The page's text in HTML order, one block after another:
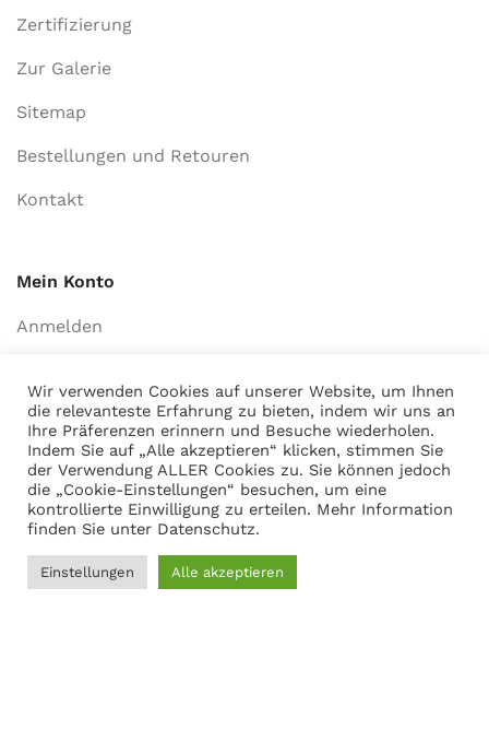
Zertifizierung
Zur Galerie
Sitemap
Bestellungen und Retouren
Kontakt
Mein Konto
Anmelden
Adresse
Martin Gasch
Marferdingstrasse 22
0209-9417216
Wir verwenden Cookies auf unserer Website, um Ihnen
die relevanteste Erfahrung zu bieten, indem wir uns an
Ihre Präferenzen erinnern und Besuche wiederholen.
Indem Sie auf „Alle akzeptieren“ klicken, stimmen Sie
der Verwendung ALLER Cookies zu. Sie können jedoch
die „Cookie-Einstellungen“ besuchen, um eine
kontrollierte Einwilligung zu erteilen. Mehr Information
finden Sie unter Datenschutz.
Einstellungen Alle akzeptieren